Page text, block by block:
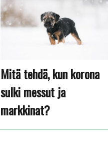
Mitä tehdä, kun korona
sulki messut ja
markkinat?